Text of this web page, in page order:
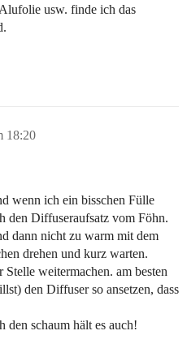
usw. finde ich das
18:20
wenn ich ein bisschen Fülle
den Diffuseraufsatz vom Föhn.
dann nicht zu warm mit dem
drehen und kurz warten.
Stelle weitermachen. am besten
den Diffuser so ansetzen, dass
den schaum hält es auch!